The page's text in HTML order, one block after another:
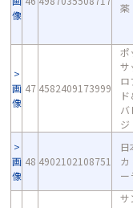
像
薬
画
像
47 4582409173999
ポ
サ
ロ
バ
ジ
画
像
48 4902102108751
日
カ
ー
サ